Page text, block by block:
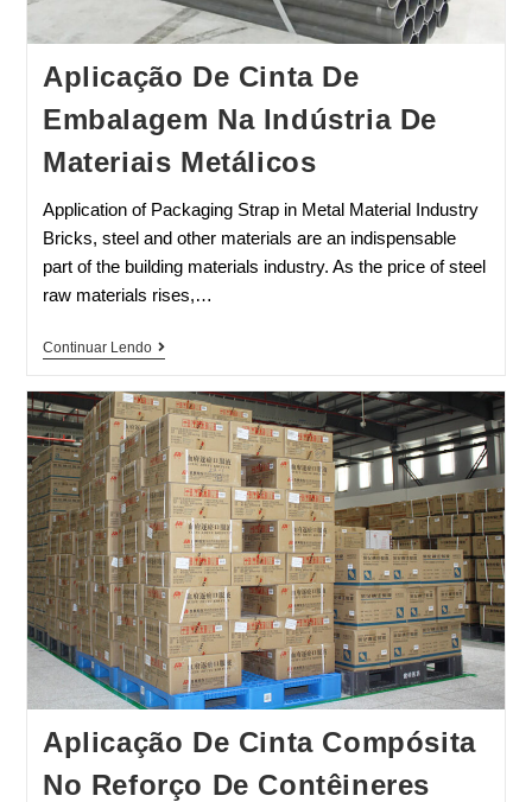
Aplicação De Cinta De
Embalagem Na Indústria De
Materiais Metálicos
Application of Packaging Strap in Metal Material Industry
Bricks, steel and other materials are an indispensable
part of the building materials industry. As the price of steel
raw materials rises,…
Continuar Lendo
Aplicação De Cinta Compósita
No Reforço De Contêineres